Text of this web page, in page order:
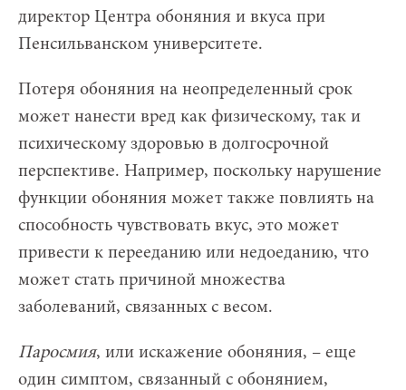
директор Центра обоняния и вкуса при
Пенсильванском университете.
Потеря обоняния на неопределенный срок
может нанести вред как физическому, так и
психическому здоровью в долгосрочной
перспективе. Например, поскольку нарушение
функции обоняния может также повлиять на
способность чувствовать вкус, это может
привести к перееданию или недоеданию, что
может стать причиной множества
заболеваний, связанных с весом.
Паросмия, или искажение обоняния, – еще
один симптом, связанный с обонянием,